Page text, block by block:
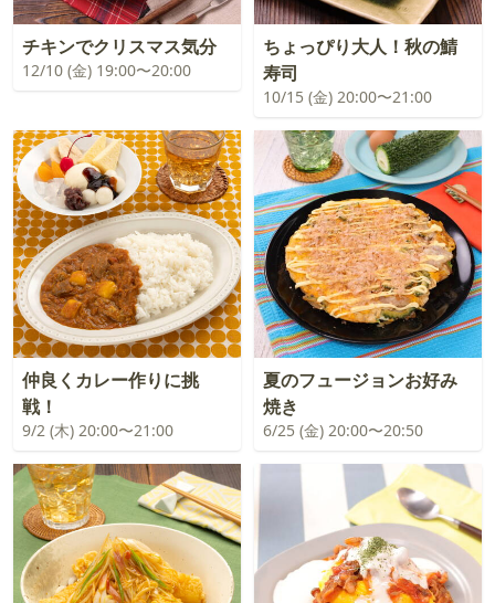
チキンでクリスマス気分
12/10 (金) 19:00〜20:00
ちょっぴり大人！秋の鯖
寿司
10/15 (金) 20:00〜21:00
仲良くカレー作りに挑
戦！
9/2 (木) 20:00〜21:00
夏のフュージョンお好み
焼き
6/25 (金) 20:00〜20:50